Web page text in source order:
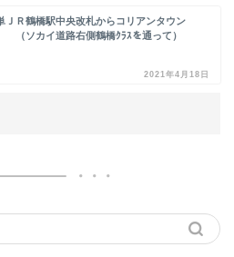
ＪＲ鶴橋駅中央改札からコリアンタウン
ソカイ道路右側鶴橋ｸﾗｽを通って）
2021年4月18日